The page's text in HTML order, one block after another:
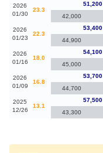
2026
01/30
23.3
51,200
42,000
2026
01/23
22.3
53,400
44,900
2026
01/16
18.0
54,100
45,000
2026
01/09
16.8
53,700
44,700
2025
12/26
13.1
57,500
43,300